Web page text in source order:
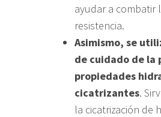
ayudar a combatir
resistencia.
Asimismo, se
de cuidado de la
propiedades
cicatrizantes.
la cicatrización de